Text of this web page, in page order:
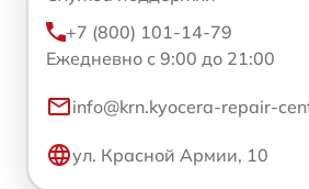
+7 (800) 101-14-79
Ежедневно с 9:00 до 21:00
info@krn.kyocera-repair-
ул. Красной Армии, 10